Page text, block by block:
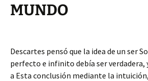
MUNDO
Descartes pensó que la idea de un ser
perfecto e infinito debía ser verdadera,
a Esta conclusión mediante la intuición,